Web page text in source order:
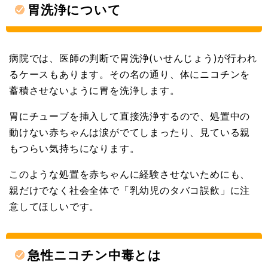
胃洗浄について
病院では、医師の判断で胃洗浄(いせんじょう)が行われ
るケースもあります。その名の通り、体にニコチンを
蓄積させないように胃を洗浄します。
胃にチューブを挿入して直接洗浄するので、処置中の
動けない赤ちゃんは涙がでてしまったり、見ている親
もつらい気持ちになります。
このような処置を赤ちゃんに経験させないためにも、
親だけでなく社会全体で「乳幼児のタバコ誤飲」に注
意してほしいです。
急性ニコチン中毒とは